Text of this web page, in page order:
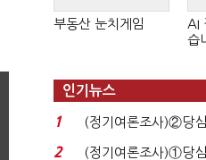
부동산 눈치게임
AI
습
인기뉴스
1
(정기여론조사)②당
청래 '초접전'...
2
(정기여론조사)①당심